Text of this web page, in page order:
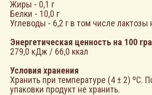
Жиры - 0,1 г
Белки - 10,0 г
Углеводы - 6,2 г в том числе лактозы
Энергетическая ценность на 100
279,0 кДж / 66,0 ккал
Условия хранения
Хранить при температуре (4 ± 2) ºС.
упаковки продукт не хранить.
ЗАЧЕМ ДАЛЕКО ХОДИТЬ?
ЛЮБИМЫЕ
ПРОДУКТЫ НА
САЙТЕ